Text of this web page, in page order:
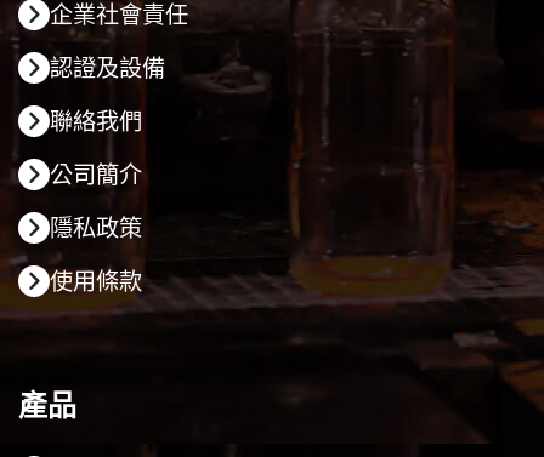
企業社會責任
認證及設備
聯絡我們
公司簡介
隱私政策
使用條款
產品